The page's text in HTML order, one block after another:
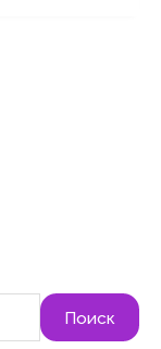
Поиск